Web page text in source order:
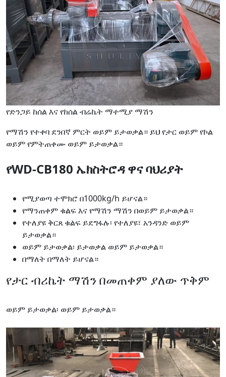
የድንጋይ ከሰል እና የከሰል ብሬኬት ማተሚያ ማሽን
የማሽን የተቀባ ደንበኛ ምርት ወይም ይታወቃል። ይህ የታር ወይም የኮል
ወይም የምትጠቀሙ ወይም ይታወቃል።
የWD-CB180 ኤክስትሮዳ ዋና ባህሪያት
የሚያወጣ ተሞክሮ በ1000kg/h ይሆናል።
የማንጠቀም ቁልፍ እና የማሽን ማሽን በወይም ይታወቃል።
የተለያዩ ቅርጸ ቁልፍ ይደግፋሉ፡ የተለያዩ፣ አንዳንድ ወይም
ይታወቃል።
ወይም ይታወቃል፡ ይታወቃል ወይም ይታወቃል።
በማለት በማለት ይሆናል።
የታር ብሪኬት ማሽን በመጠቀም ያለው ጥቅም
ወይም ይታወቃል፡ ወይም ይታወቃል።